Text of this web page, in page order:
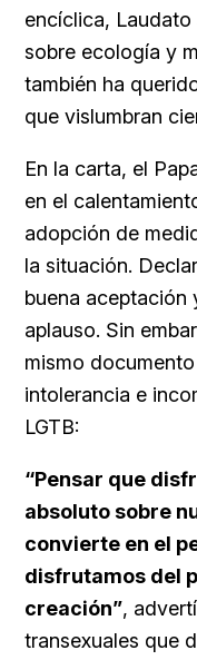
encíclica, Laudato
sobre ecología y
también ha
que vislumbran
En la carta, el
en el
adopción de
la situación.
buena aceptación
aplauso. Sin
mismo
intolerancia e
LGTB:
“Pensar que
absoluto sobre
convierte en el
disfrutamos del
creación”,
transexuales que